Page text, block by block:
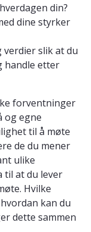
din?
dine styrker
slik at du
handle etter
forventninger
og egne
til å møte
de du mener
ulike
til at du lever
Hvilke
kan du
dette sammen